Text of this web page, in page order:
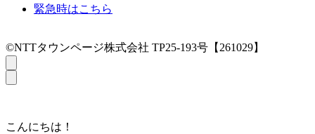
緊急時はこちら
©NTTタウンページ株式会社 TP25-193号【261029】
こんにちは！